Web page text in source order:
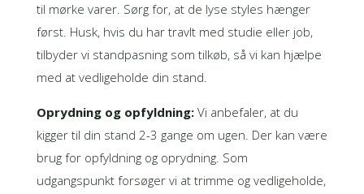
til mørke varer. Sørg for, at de lyse styles hænger
først. Husk, hvis du har travlt med studie eller job,
tilbyder vi standpasning som tilkøb, så vi kan hjælpe
med at vedligeholde din stand.
Oprydning og opfyldning:Vi anbefaler, at du
kigger til din stand 2-3 gange om ugen. Der kan være
brug for opfyldning og oprydning. Som
udgangspunkt forsøger vi at trimme og vedligeholde,